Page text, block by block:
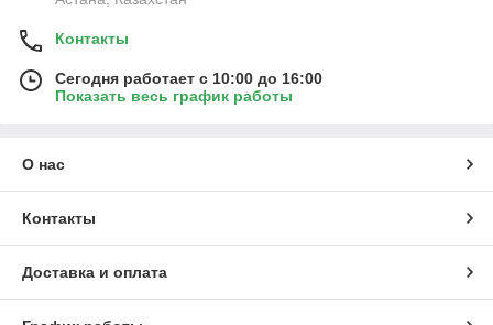
Контакты
Сегодня работает с 10:00 до 16:00
Показать весь график работы
О нас
Контакты
Доставка и оплата